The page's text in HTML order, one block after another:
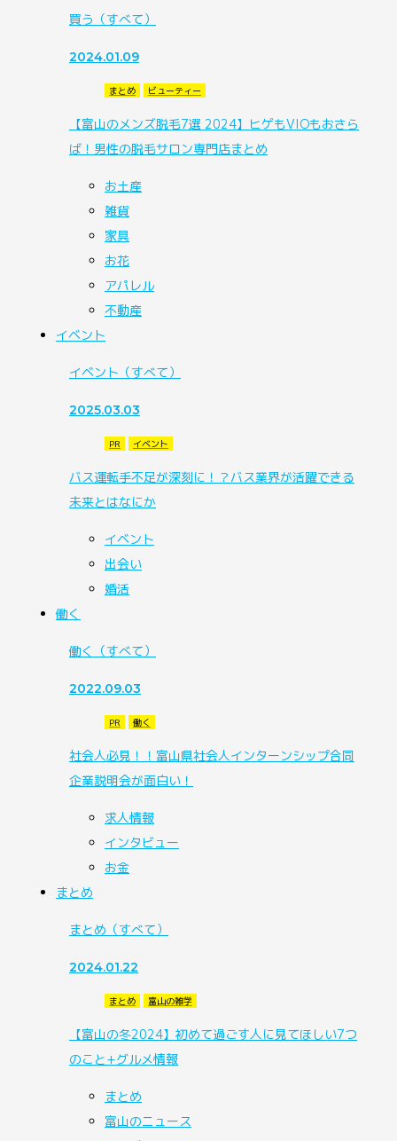
買う （すべて）
2024.01.09
まとめ ビューティー
【富山のメンズ脱毛7選 2024】ヒゲもVIOもおさら
ば！男性の脱毛サロン専門店まとめ
お土産
雑貨
家具
お花
アパレル
不動産
イベント
イベント （すべて）
2025.03.03
PR イベント
バス運転手不足が深刻に！？バス業界が活躍できる
未来とはなにか
イベント
出会い
婚活
働く
働く （すべて）
2022.09.03
PR 働く
社会人必見！！富山県社会人インターンシップ合同
企業説明会が面白い！
求人情報
インタビュー
お金
まとめ
まとめ （すべて）
2024.01.22
まとめ 富山の雑学
【富山の冬2024】初めて過ごす人に見てほしい7つ
のこと+グルメ情報
まとめ
富山のニュース